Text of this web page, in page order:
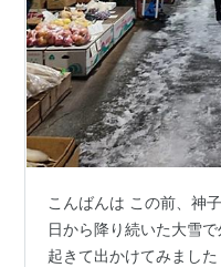
こんばんは この前、神
日から降り続いた大雪
起きて出かけてみまし